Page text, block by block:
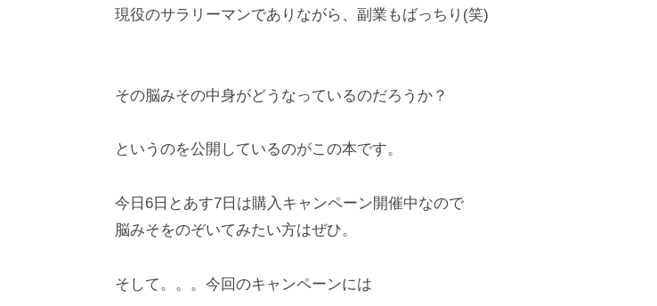
a
現役のサラリーマンでありながら、副業もばっちり(笑)
その脳みその中身がどうなっているのだろうか？
というのを公開しているのがこの本です。
今日6日とあす7日は購入キャンペーン開催中なので
脳みそをのぞいてみたい方はぜひ。
そして。。。今回のキャンペーンには